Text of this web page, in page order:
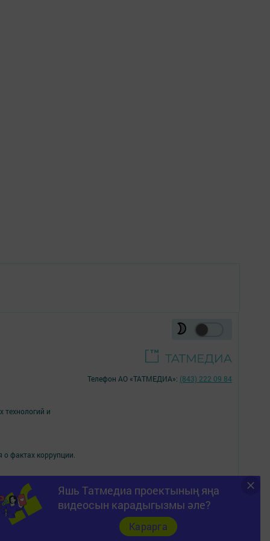
Яшь Татмедиа проектының яңа
видеосын карадыгызмы әле?
Карарга
и
фактах коррупции.
Телефон АО «ТАТМЕДИА»: (843) 222 09 84